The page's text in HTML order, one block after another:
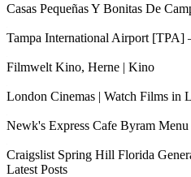
Casas Pequeñas Y Bonitas De
Tampa International Airport
Filmwelt Kino, Herne | Kino
London Cinemas | Watch Films in
Newk's Express Cafe Byram Menu
Craigslist Spring Hill Florida
Latest Posts